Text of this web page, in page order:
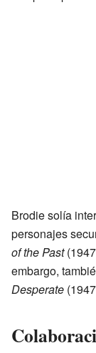
Brodie solía
personajes
of the Past
embargo,
Desperate